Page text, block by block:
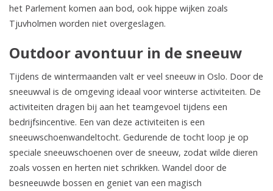
het Parlement komen aan bod, ook hippe wijken zoals
Tjuvholmen worden niet overgeslagen.
Outdoor avontuur in de sneeuw
Tijdens de wintermaanden valt er veel sneeuw in Oslo. Door de
sneeuwval is de omgeving ideaal voor winterse activiteiten. De
activiteiten dragen bij aan het teamgevoel tijdens een
bedrijfsincentive. Een van deze activiteiten is een
sneeuwschoenwandeltocht. Gedurende de tocht loop je op
speciale sneeuwschoenen over de sneeuw, zodat wilde dieren
zoals vossen en herten niet schrikken. Wandel door de
besneeuwde bossen en geniet van een magisch